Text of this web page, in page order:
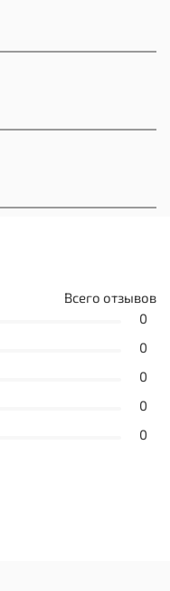
Всего отзывов
0
0
0
0
0